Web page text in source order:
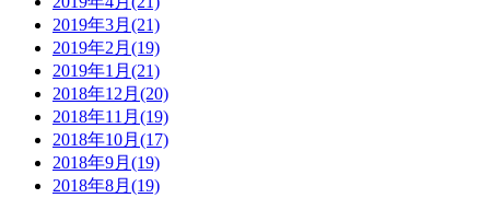
2019年3月(21)
2019年2月(19)
2019年1月(21)
2018年12月(20)
2018年11月(19)
2018年10月(17)
2018年9月(19)
2018年8月(19)